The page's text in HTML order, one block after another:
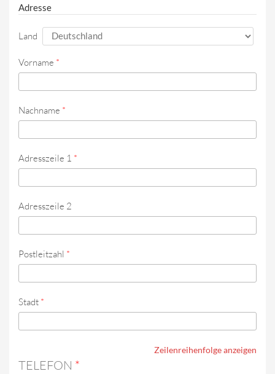
Adresse
Land
Vorname *
Nachname *
Adresszeile 1 *
Adresszeile 2
Postleitzahl *
Stadt *
Zeilenreihenfolge anzeigen
TELEFON *